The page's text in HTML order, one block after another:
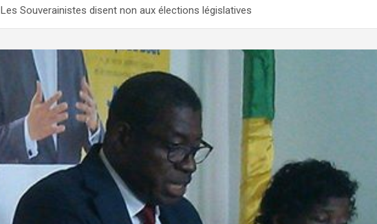
Les Souverainistes disent non aux élections législatives